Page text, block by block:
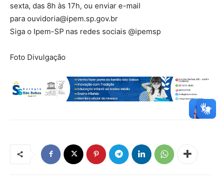
sexta, das 8h às 17h, ou enviar e-mail
para ouvidoria@ipem.sp.gov.br
Siga o Ipem-SP nas redes sociais @ipemsp
Foto Divulgação